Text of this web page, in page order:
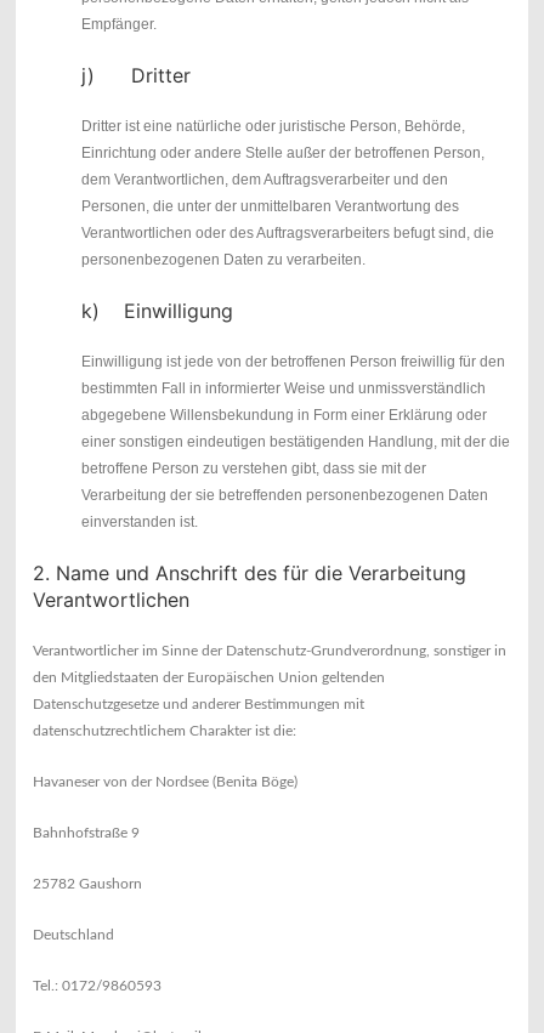
Empfänger.
j) Dritter
Dritter ist eine natürliche oder juristische Person, Behörde,
Einrichtung oder andere Stelle außer der betroffenen Person,
dem Verantwortlichen, dem Auftragsverarbeiter und den
Personen, die unter der unmittelbaren Verantwortung des
Verantwortlichen oder des Auftragsverarbeiters befugt sind, die
personenbezogenen Daten zu verarbeiten.
k) Einwilligung
Einwilligung ist jede von der betroffenen Person freiwillig für den
bestimmten Fall in informierter Weise und unmissverständlich
abgegebene Willensbekundung in Form einer Erklärung oder
einer sonstigen eindeutigen bestätigenden Handlung, mit der die
betroffene Person zu verstehen gibt, dass sie mit der
Verarbeitung der sie betreffenden personenbezogenen Daten
einverstanden ist.
2. Name und Anschrift des für die Verarbeitung
Verantwortlichen
Verantwortlicher im Sinne der Datenschutz-Grundverordnung, sonstiger in
den Mitgliedstaaten der Europäischen Union geltenden
Datenschutzgesetze und anderer Bestimmungen mit
datenschutzrechtlichem Charakter ist die:
Havaneser von der Nordsee (Benita Böge)
Bahnhofstraße 9
25782 Gaushorn
Deutschland
Tel.: 0172/9860593